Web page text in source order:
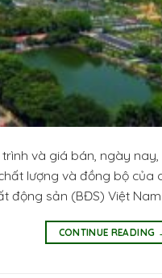
và giá bán, ngày
lượng và đồng bộ
động sản (BĐS) Việt
CONTINUE READING